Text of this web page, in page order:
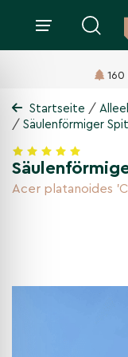
160
Startseite /
/ Säulenförmiger
Acer platanoides